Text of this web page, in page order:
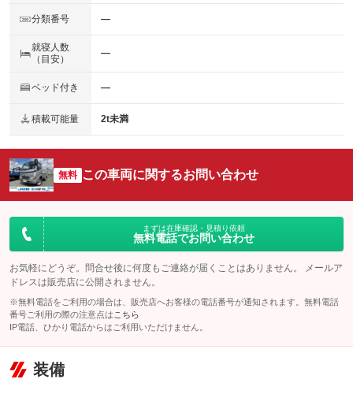
分類番号 ―
就寝人数
（目安）
―
ベッド付き ―
積載可能量 2t未満
無料 この車両に関するお問い合わせ
まずは在庫確認・見積り依頼
無料電話でお問い合わせ
お気軽にどうぞ。問合せ後に何度もご連絡が届くことはありません。 メールア
ドレスは販売店に公開されません。
※無料電話をご利用の場合は、販売店へお客様の電話番号が通知されます。無料電話
番号ご利用の際の注意点は こちら
IP電話、ひかり電話からはご利用いただけません。
装備